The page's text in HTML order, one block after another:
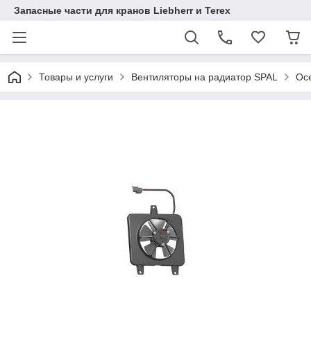
Запасные части для кранов Liebherr и Terex
Товары и услуги Вентиляторы на радиатор SPAL